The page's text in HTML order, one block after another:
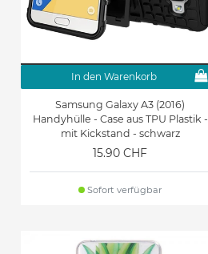
In den Warenkorb
Samsung Galaxy A3 (2016)
Handyhülle - Case aus TPU Plastik -
mit Kickstand - schwarz
15.90 CHF
Sofort verfügbar